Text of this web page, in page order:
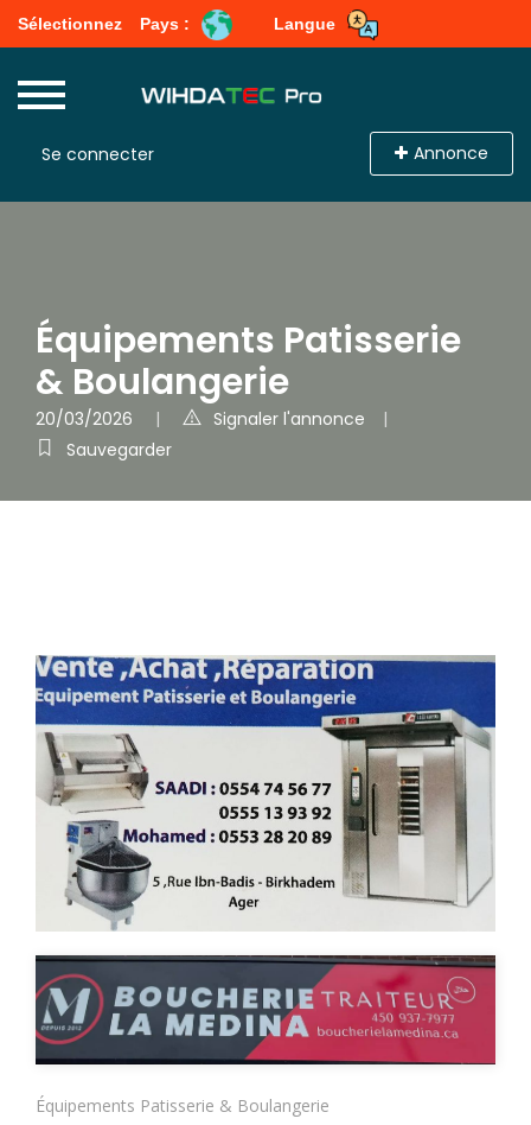
Sélectionnez Pays : Langue
Se connecter Annonce
Équipements Patisserie
& Boulangerie
20/03/2026
Signaler l'annonce
Sauvegarder
Équipements Patisserie & Boulangerie